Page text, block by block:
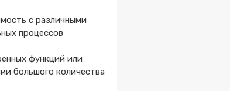
с различными
процессов
функций или
большого количества